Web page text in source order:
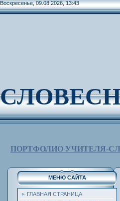
Воскресенье, 09.08.2026, 13:43
ПОРТФОЛИО УЧИТЕЛЯ-
МЕНЮ САЙТА
ГЛАВНАЯ СТРАНИЦА